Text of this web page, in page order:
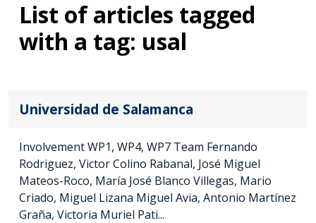
List of articles tagged
with a tag: usal
Universidad de Salamanca
Involvement WP1, WP4, WP7 Team Fernando
Rodriguez, Victor Colino Rabanal, José Miguel
Mateos-Roco, María José Blanco Villegas, Mario
Criado, Miguel Lizana Miguel Avia, Antonio Martínez
Graña, Victoria Muriel Pati...